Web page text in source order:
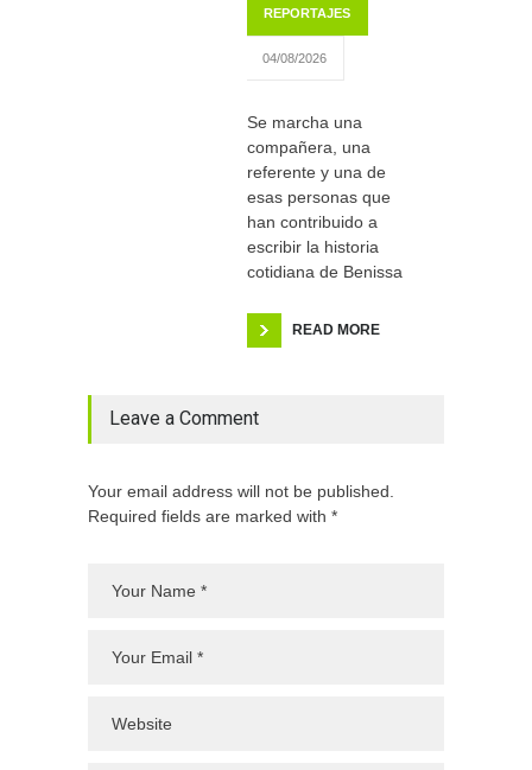
REPORTAJES
04/08/2026
Se marcha una
compañera, una
referente y una de
esas personas que
han contribuido a
escribir la historia
cotidiana de Benissa
READ MORE
Leave a Comment
Your email address will not be published.
Required fields are marked with *